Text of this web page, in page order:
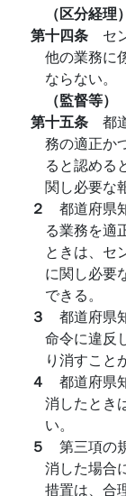
（区分経理）
第十四条 セ
他の業務に
ならない。
（監督等）
第十五条 都
務の適正か
ると認める
関し必要な
２ 都道府県
る業務を適
ときは、セ
に関し必要
できる。
３ 都道府県
命令に違反
り消すこと
４ 都道府県
消したとき
い。
５ 第三項の
消した場合
措置は、合